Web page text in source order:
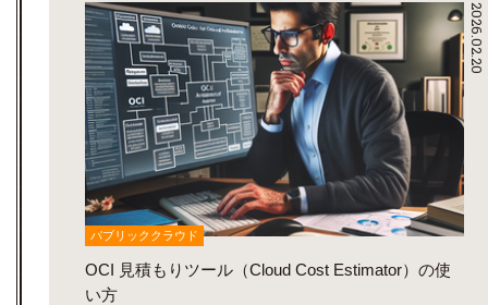
2026.02.20
パブリッククラウド
OCI 見積もりツール（Cloud Cost Estimator）の使
い方